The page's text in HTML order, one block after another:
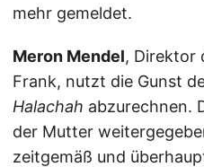
mehr gemeldet.
Meron Mendel, Direktor
Frank, nutzt die Gunst
Halachah abzurechnen.
der Mutter
zeitgemäß und